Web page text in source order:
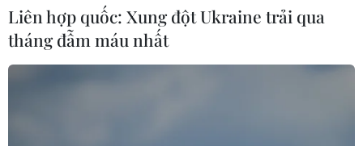
(TTXVN/Vietnam+)
Liên hợp quốc: Xung đột Ukraine trải qua
tháng đẫm máu nhất